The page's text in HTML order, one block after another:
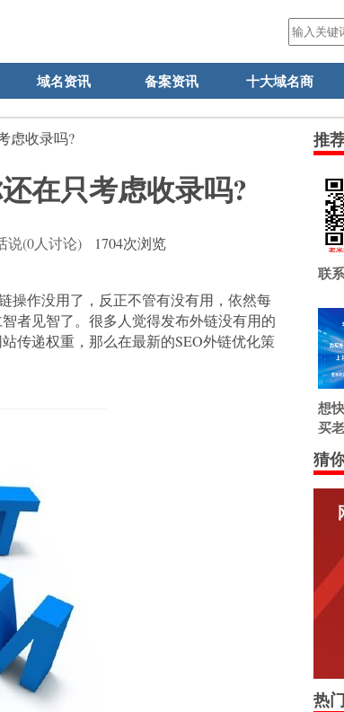
域名资讯 备案资讯 十大域名商
虑收录吗?
在只考虑收录吗?
说(0人讨论) 1704次浏览
作没用了，反正不管有没有用，依然每
者见智了。很多人觉得发布外链没有用的
传递权重，那么在最新的SEO外链优化策
推
联
想
买
吧。
猜
热